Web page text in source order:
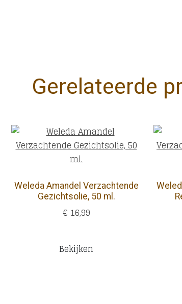
Gerelateerde
Weleda Amandel Verzachtende
Gezichtsolie, 50 ml.
€ 16,99
Bekijken